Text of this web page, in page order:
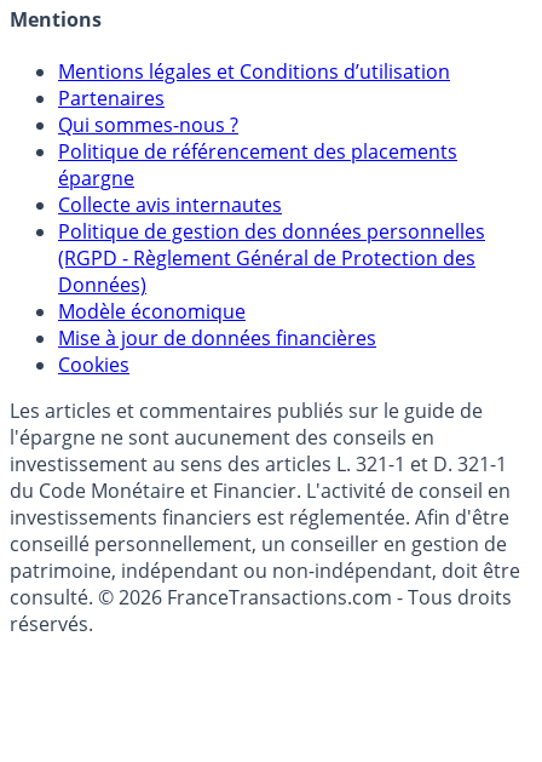
Crédit immobilier
Mentions
Mentions légales et Conditions d’utilisation
Partenaires
Qui sommes-nous ?
Politique de référencement des placements
épargne
Collecte avis internautes
Politique de gestion des données personnelles
(RGPD - Règlement Général de Protection des
Données)
Modèle économique
Cookies
Les articles et commentaires publiés sur le guide de
l'épargne ne sont aucunement des conseils en
investissement au sens des articles L. 321-1 et D. 321-1
du Code Monétaire et Financier. L'activité de conseil en
investissements financiers est réglementée. Afin d'être
conseillé personnellement, un conseiller en gestion de
patrimoine, indépendant ou non-indépendant, doit être